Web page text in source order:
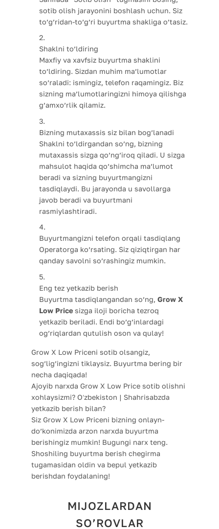
sotib olish jarayonini boshlash uchun. Siz
to’g’ridan-to’g’ri buyurtma shakliga o’tasiz.
Shaklni to’ldiring
Maxfiy va xavfsiz buyurtma shaklini
to’ldiring. Sizdan muhim ma’lumotlar
so’raladi: ismingiz, telefon raqamingiz. Biz
sizning ma’lumotlaringizni himoya qilishga
g’amxo’rlik qilamiz.
Bizning mutaxassis siz bilan bog’lanadi
Shaklni to’ldirgandan so’ng, bizning
mutaxassis sizga qo’ng’iroq qiladi. U sizga
mahsulot haqida qo’shimcha ma’lumot
beradi va sizning buyurtmangizni
tasdiqlaydi. Bu jarayonda u savollarga
javob beradi va buyurtmani
rasmiylashtiradi.
Buyurtmangizni telefon orqali tasdiqlang
Operatorga ko’rsating. Siz qiziqtirgan har
qanday savolni so’rashingiz mumkin.
Eng tez yetkazib berish
Buyurtma tasdiqlangandan so’ng, Grow X
Low Price sizga iloji boricha tezroq
yetkazib beriladi. Endi bo’g’inlardagi
og’riqlardan qutulish oson va qulay!
Grow X Low Priceni sotib olsangiz,
sog’lig’ingizni tiklaysiz. Buyurtma bering bir
necha daqiqada!
Ajoyib narxda Grow X Low Price sotib olishni
xohlaysizmi? Oʻzbekiston | Shahrisabzda
yetkazib berish bilan?
Siz Grow X Low Priceni bizning onlayn-
do’konimizda arzon narxda buyurtma
berishingiz mumkin! Bugungi narx teng.
Shoshiling buyurtma berish chegirma
tugamasidan oldin va bepul yetkazib
berishdan foydalaning!
MIJOZLARDAN
SO’ROVLAR